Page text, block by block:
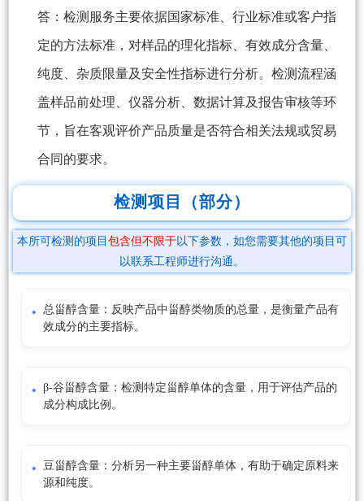
答：检测服务主要依据国家标准、行业标准或客户指
定的方法标准，对样品的理化指标、有效成分含量、
纯度、杂质限量及安全性指标进行分析。检测流程涵
盖样品前处理、仪器分析、数据计算及报告审核等环
节，旨在客观评价产品质量是否符合相关法规或贸易
合同的要求。
检测项目（部分）
本所可检测的项目 包含但不限于以下参数，如您需要其他的项目可
以联系工程师进行沟通。
总甾醇含量：反映产品中甾醇类物质的总量，是衡量产品有
效成分的主要指标。
β-谷甾醇含量：检测特定甾醇单体的含量，用于评估产品的
成分构成比例。
豆甾醇含量：分析另一种主要甾醇单体，有助于确定原料来
源和纯度。